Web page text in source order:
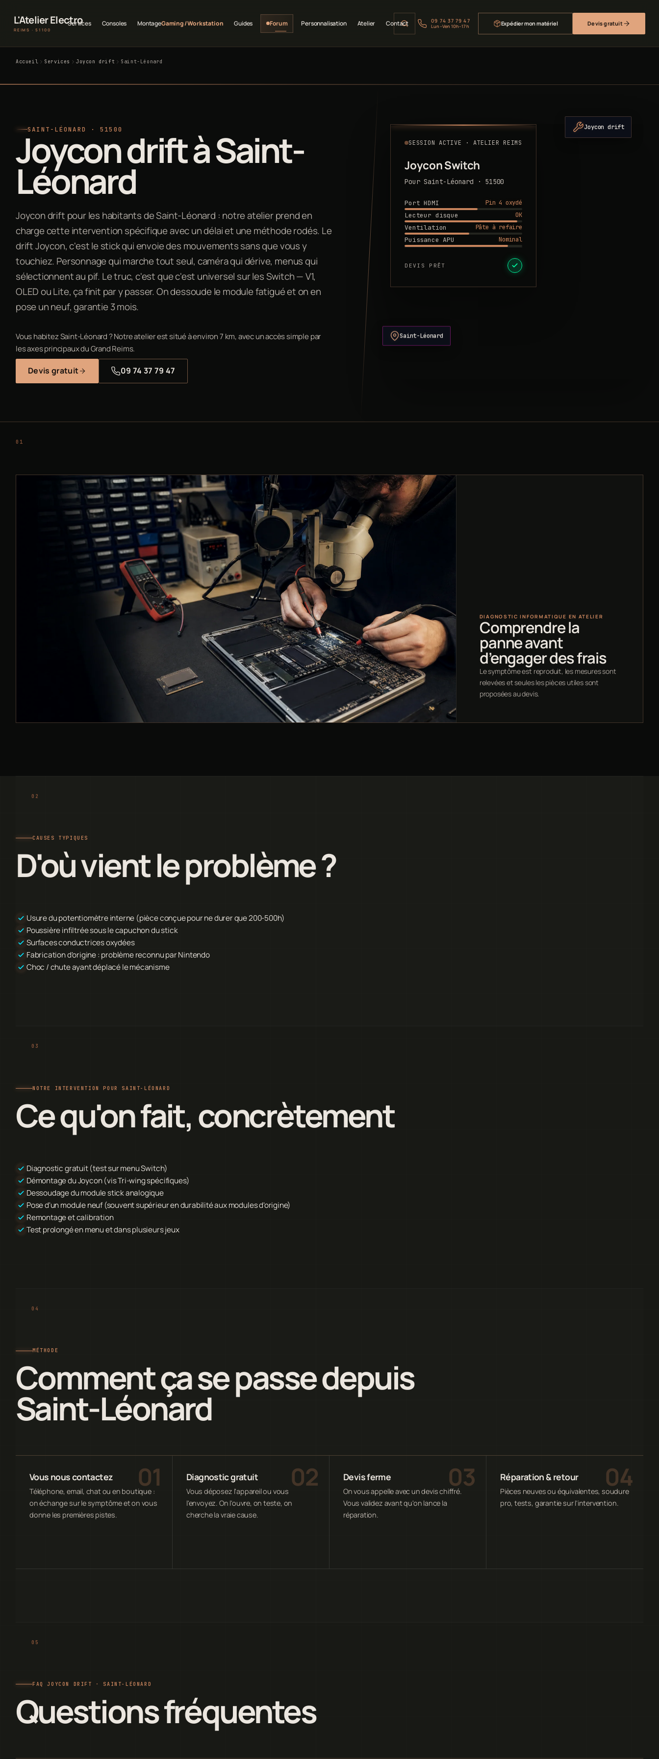
L'Atelier Electro
REIMS · 51100
Services Consoles MontageGaming / Workstation Guides Forum Personnalisation Atelier Contact 09 74 37 79 47
Lun–Ven 10h–17h Expédier mon matériel Devis gratuit
Accueil Services Joycon drift Saint-Léonard
SAINT-LÉONARD · 51500
Joycon drift à Saint-
Léonard
Joycon drift pour les habitants de Saint-Léonard : notre atelier prend en
charge cette intervention spécifique avec un délai et une méthode rodés. Le
drift Joycon, c'est le stick qui envoie des mouvements sans que vous y
touchiez. Personnage qui marche tout seul, caméra qui dérive, menus qui
sélectionnent au pif. Le truc, c'est que c'est universel sur les Switch — V1,
OLED ou Lite, ça finit par y passer. On dessoude le module fatigué et on en
pose un neuf, garantie 3 mois.
Vous habitez Saint-Léonard ? Notre atelier est situé à environ 7 km, avec un accès simple par
les axes principaux du Grand Reims.
Devis gratuit 09 74 37 79 47
SESSION ACTIVE · ATELIER REIMS
Joycon Switch
Pour Saint-Léonard · 51500
Port HDMI
Pin 4 oxydé
Lecteur disque
OK
Ventilation
Pâte à refaire
Puissance APU
Nominal
DEVIS PRÊT
Joycon drift
Saint-Léonard
DIAGNOSTIC INFORMATIQUE EN ATELIER
Comprendre la
panne avant
d’engager des frais
Le symptôme est reproduit, les mesures sont
relevées et seules les pièces utiles sont
proposées au devis.
CAUSES TYPIQUES
D'où vient le problème ?
Usure du potentiomètre interne (pièce conçue pour ne durer que 200-500h)
Poussière infiltrée sous le capuchon du stick
Surfaces conductrices oxydées
Fabrication d'origine : problème reconnu par Nintendo
Choc / chute ayant déplacé le mécanisme
NOTRE INTERVENTION POUR SAINT-LÉONARD
Ce qu'on fait, concrètement
Diagnostic gratuit (test sur menu Switch)
Démontage du Joycon (vis Tri-wing spécifiques)
Dessoudage du module stick analogique
Pose d'un module neuf (souvent supérieur en durabilité aux modules d'origine)
Remontage et calibration
Test prolongé en menu et dans plusieurs jeux
MÉTHODE
Comment ça se passe depuis
Saint-Léonard
Vous nous contactez
Téléphone, email, chat ou en boutique :
on échange sur le symptôme et on vous
donne les premières pistes.
Diagnostic gratuit
Vous déposez l'appareil ou vous
l'envoyez. On l'ouvre, on teste, on
cherche la vraie cause.
Devis ferme
On vous appelle avec un devis chiffré.
Vous validez avant qu'on lance la
réparation.
Réparation & retour
Pièces neuves ou équivalentes, soudure
pro, tests, garantie sur l'intervention.
FAQ JOYCON DRIFT · SAINT-LÉONARD
Questions fréquentes